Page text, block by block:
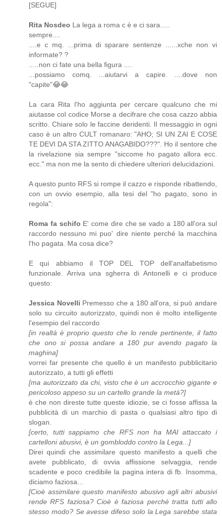
[SEGUE]
Rita Nosdeo La lega a roma c è e ci sara.....
sempre....
....e c mq. ...prima di sparare sentenze ......xche non vi
informate? ?
.....non ci fate una bella figura ....
...possiamo comq. ...aiutarvi a capire. ....dove non
"capite"😂😂
La cara Rita l'ho aggiunta per cercare qualcuno che mi
aiutasse col codice Morse a decifrare che cosa cazzo abbia
scritto. Chiare solo le faccine deridenti. Il messaggio in ogni
caso è un altro CULT romanaro: "AHO; SI UN ZAI E COSE
TE DEVI DA STA ZITTO ANAGABIDO???". Ho il sentore che
la rivelazione sia sempre "siccome ho pagato allora ecc.
ecc." ma non me la sento di chiedere ulteriori delucidazioni.
A questo punto RFS si rompe il cazzo e risponde ribattendo,
con un ovvio esempio, alla tesi del "ho pagato, sono in
regola":
Roma fa schifo E' come dire che se vado a 180 all'ora sul
raccordo nessuno mi puo' dire niente perché la macchina
l'ho pagata. Ma cosa dice?
E qui abbiamo il TOP DEL TOP dell'analfabetismo
funzionale. Arriva una sgherra di Antonelli e ci produce
questo:
Jessica Novelli Premesso che a 180 all'ora, si può andare
solo su circuito autorizzato, quindi non è molto intelligente
l'esempio del raccordo
[in realtà è proprio questo che lo rende pertinente, il fatto
che ono si possa andare a 180 pur avendo pagato la
maghina]
vorrei far presente che quello è un manifesto pubblicitario
autorizzato, a tutti gli effetti
[ma autorizzato da chi, visto che è un accrocchio gigante e
pericoloso appeso su un cartello grande la metà?]
è che non direste tutte queste idiozie, se ci fosse affissa la
pubblicità di un marchio di pasta o qualsiasi altro tipo di
slogan.
[certo, tutti sappiamo che RFS non ha MAI attaccato i
cartelloni abusivi, è un gombloddo contro la Lega...]
Direi quindi che assimilare questo manifesto a quelli che
avete pubblicato, di ovvia affissione selvaggia, rende
scadente e poco credibile la pagina intera di fb. Insomma,
diciamo faziosa...
[Cioè assimilare questo manifesto abusivo agli altri abusivi
rende RFS faziosa? Cioè è faziosa perché tratta tutti allo
stesso modo? Se avesse difeso solo la Lega sarebbe stata